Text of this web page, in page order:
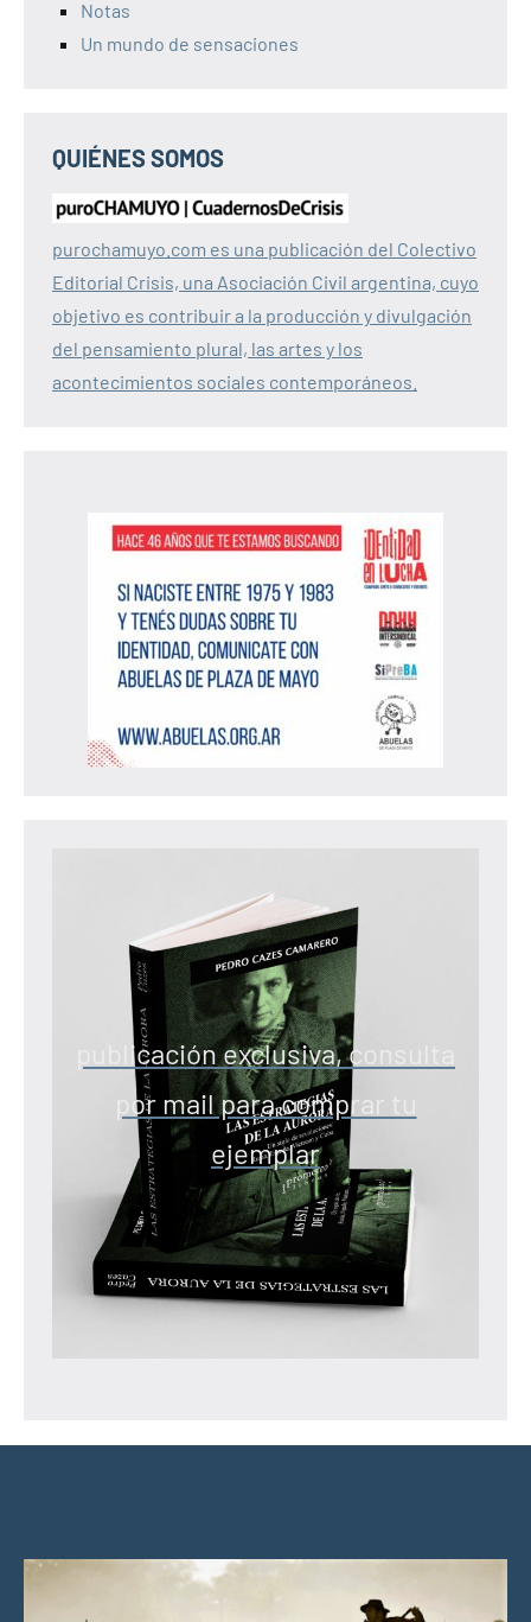
Notas
Un mundo de sensaciones
QUIÉNES SOMOS
purochamuyo.com es una publicación del Colectivo
Editorial Crisis, una Asociación Civil argentina, cuyo
objetivo es contribuir a la producción y divulgación
del pensamiento plural, las artes y los
acontecimientos sociales contemporáneos.
publicación exclusiva, consulta
por mail para comprar tu
ejemplar